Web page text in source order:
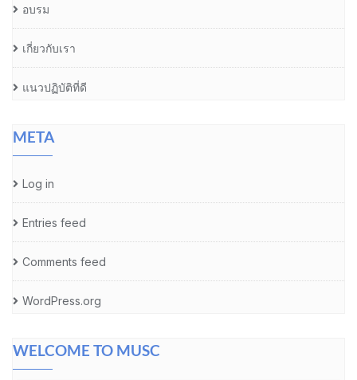
อบรม
เกี่ยวกับเรา
แนวปฏิบัติที่ดี
META
Log in
Entries feed
Comments feed
WordPress.org
WELCOME TO MUSC